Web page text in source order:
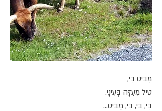
מַבִּיט בִּי,
טִיל מֵעַזָּה בְּעֵינָי.
בִּי, בִּי, בִּי, מַבִּיט...